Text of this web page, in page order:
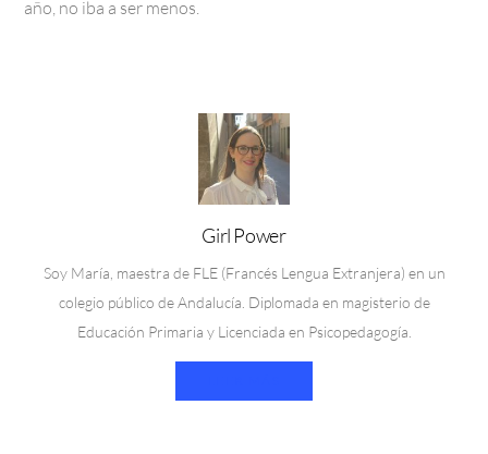
año, no iba a ser menos.
Girl Power
Soy María, maestra de FLE (Francés Lengua Extranjera) en un
colegio público de Andalucía. Diplomada en magisterio de
Educación Primaria y Licenciada en Psicopedagogía.